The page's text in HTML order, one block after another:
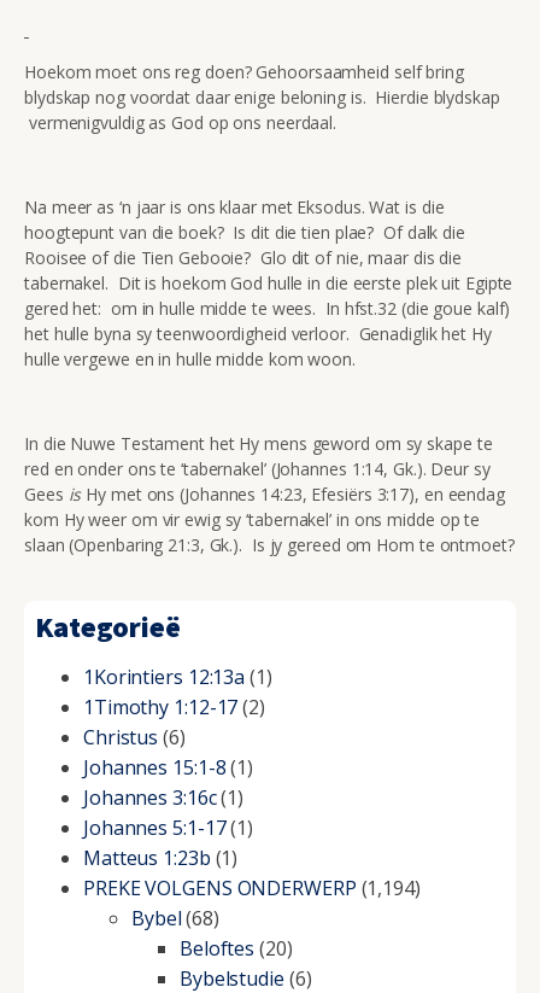
Hoekom moet ons reg doen? Gehoorsaamheid self bring
blydskap nog voordat daar enige beloning is. Hierdie blydskap
vermenigvuldig as God op ons neerdaal.
Na meer as ‘n jaar is ons klaar met Eksodus. Wat is die
hoogtepunt van die boek? Is dit die tien plae? Of dalk die
Rooisee of die Tien Gebooie? Glo dit of nie, maar dis die
tabernakel. Dit is hoekom God hulle in die eerste plek uit Egipte
gered het: om in hulle midde te wees. In hfst.32 (die goue kalf)
het hulle byna sy teenwoordigheid verloor. Genadiglik het Hy
hulle vergewe en in hulle midde kom woon.
In die Nuwe Testament het Hy mens geword om sy skape te
red en onder ons te ‘tabernakel’ (Johannes 1:14, Gk.). Deur sy
Gees is Hy met ons (Johannes 14:23, Efesiërs 3:17), en eendag
kom Hy weer om vir ewig sy ‘tabernakel’ in ons midde op te
slaan (Openbaring 21:3, Gk.). Is jy gereed om Hom te ontmoet?
Kategorieë
1Korintiers 12:13a (1)
1Timothy 1:12-17(2)
Christus (6)
Johannes 15:1-8(1)
Johannes 3:16c(1)
Johannes 5:1-17(1)
Matteus 1:23b (1)
PREKE VOLGENS ONDERWERP (1,194)
Bybel(68)
Beloftes (20)
Bybelstudie (6)